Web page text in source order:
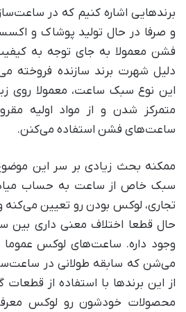
برندهایی اشاره کنیم که در
و صرفا در حال تولید پوشاک و
فشن معمولا به جای توجه به
دلیل شهرت برند سازنده فروخته
این نوع سبک ساعت‌، معمولا روی
متمرکز شدن و از مواد اولیه
ساعت‌های فشن استفاده می‌کنن.
ممکنه بحث زیادی بر سر این
سبک خاص از ساعت به حساب
تجاری، لوکس بودن رو تعیین می‌کنه
حال قطعا اختلاف معنی داری
وجود داره. ساعت‌های لوکس
می‌شن که سابقه طولانی در
از این برندها با استفاده از قطعات
محصولات خودشون رو لوکس